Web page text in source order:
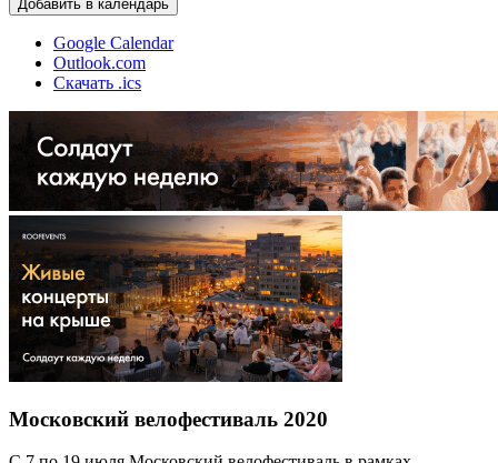
Добавить в календарь
Google Calendar
Outlook.com
Скачать .ics
Московский велофестиваль 2020